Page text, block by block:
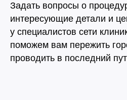
Задать вопросы о
интересующие детали и
у специалистов сети
поможем вам пережить
проводить в последний
Узнать подробнее
Татьяна